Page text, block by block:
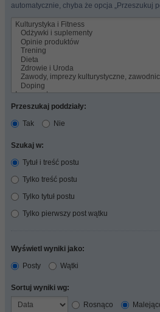
automatycznie, chyba że opcja „Przeszukuj
Przeszukaj poddziały:
Tak
Nie
Szukaj w:
Tytuł i treść postu
Tylko treść postu
Tylko tytuł postu
Tylko pierwszy post wątku
Wyświetl wyniki jako:
Posty
Wątki
Sortuj wyniki wg:
Rosnąco